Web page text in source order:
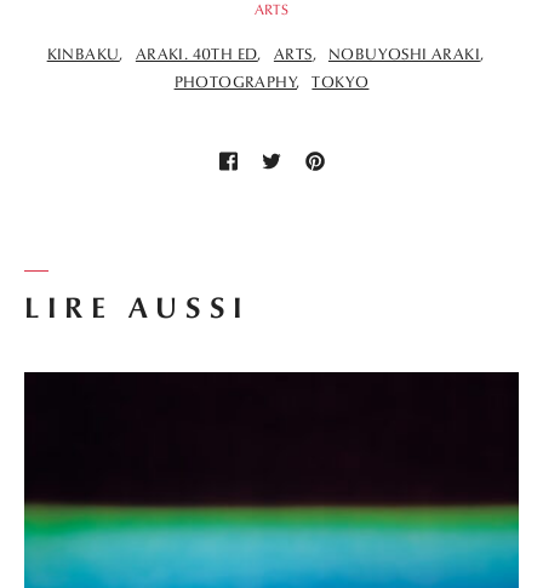
LIRE AUSSI
ARTS
KINBAKU ARAKI. 40TH ED ARTS
NOBUYOSHI ARAKI
PHOTOGRAPHY
TOKYO